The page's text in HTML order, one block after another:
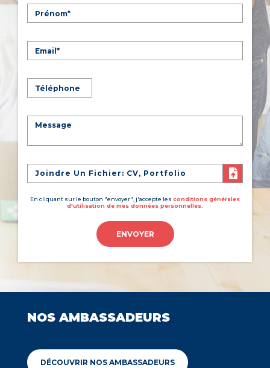
Joindre Un Fichier: CV, Portfolio
En cliquant sur le bouton "envoyer", j'accepte les conditions générales
d'utilisation de mes données personnelles.
ENVOYER
NOS AMBASSADEURS
DÉCOUVRIR NOS AMBASSADEURS